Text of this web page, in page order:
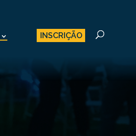
INSCRIÇÃO